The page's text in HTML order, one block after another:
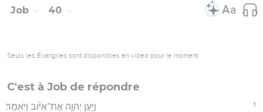
Job 40
Seuls les Évangiles sont disponibles en vidéo pour le moment.
C'est à Job de répondre
1 וַיַּ֖עַן יְהוָ֥ה אֶת־אִיּ֗וֹב וַיֹּאמַֽר׃